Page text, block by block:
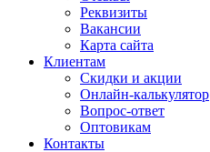
Реквизиты
Вакансии
Карта сайта
Клиентам
Скидки и акции
Онлайн-калькулятор
Вопрос-ответ
Оптовикам
Контакты